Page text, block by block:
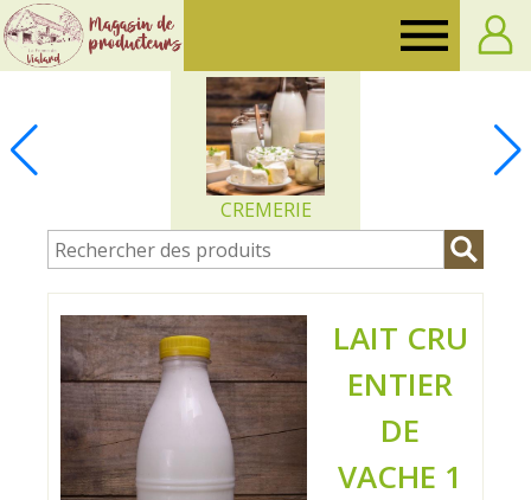
de
Vialard
CREMERIE
LAIT CRU
ENTIER
DE
VACHE 1